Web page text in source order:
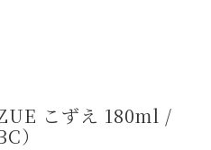
こずえ 180ml /
）